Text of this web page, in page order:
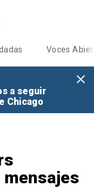
Voces
a seguir
Chicago